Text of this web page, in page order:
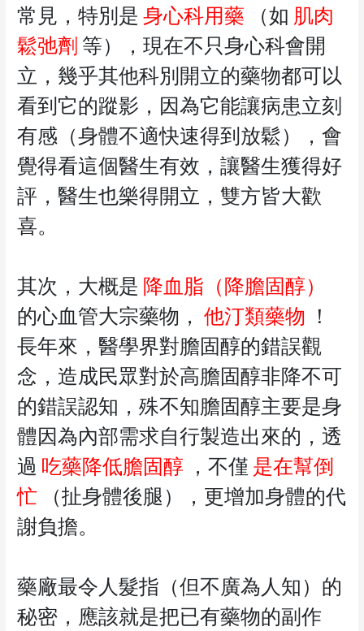
常見，特別是 身心科用藥 （如 肌肉
鬆弛劑 等），現在不只身心科會開
立，幾乎其他科別開立的藥物都可以
看到它的蹤影，因為它能讓病患立刻
有感（身體不適快速得到放鬆），會
覺得看這個醫生有效，讓醫生獲得好
評，醫生也樂得開立，雙方皆大歡
喜。
其次，大概是 降血脂（降膽固醇）
的心血管大宗藥物， 他汀類藥物 ！
長年來，醫學界對膽固醇的錯誤觀
念，造成民眾對於高膽固醇非降不可
的錯誤認知，殊不知膽固醇主要是身
體因為內部需求自行製造出來的，透
過 吃藥降低膽固醇 ，不僅 是在幫倒
忙
（扯身體後腿），更增加身體的代
謝負擔。
藥廠最令人髮指（但不廣為人知）的
秘密，應該就是把已有藥物的副作